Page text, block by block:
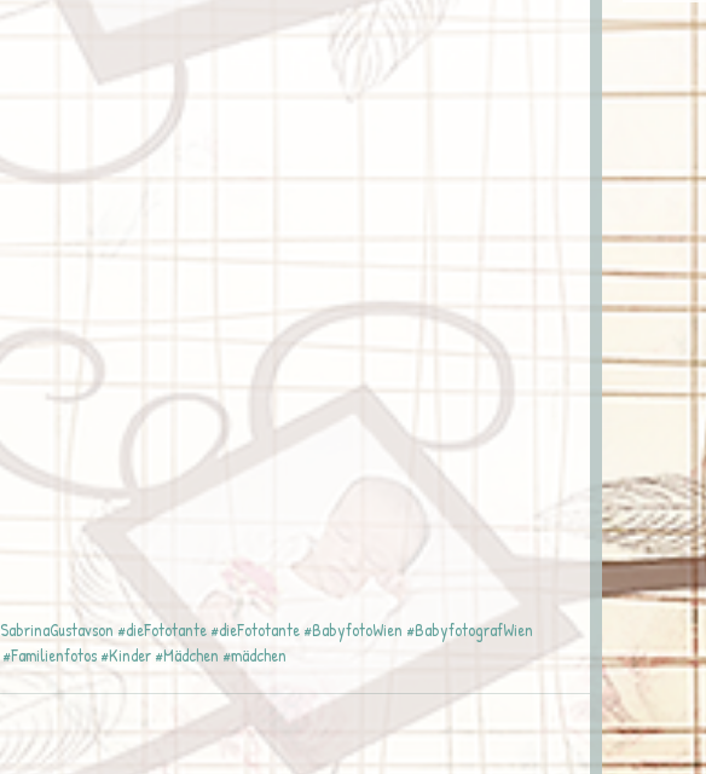
#dieFototante #dieFototante #BabyfotoWien #BabyfotografWien
#Familienfotos #Kinder #Mädchen #mädchen